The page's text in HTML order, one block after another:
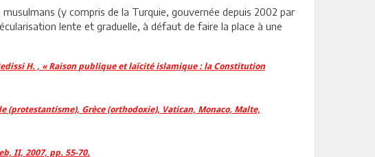
(y compris de la Turquie, gouvernée depuis 2002 par
lente et graduelle, à défaut de faire la place à une
H. , « Raison publique et laïcité islamique : la Constitution
(protestantisme), Grèce (orthodoxie), Vatican, Monaco, Malte,
II, 2007, pp. 55-70.